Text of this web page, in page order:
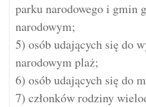
parku narodowego i gmin
narodowym;
5) osób udających się do
narodowym plaż;
6) osób udających się do
7) członków rodziny